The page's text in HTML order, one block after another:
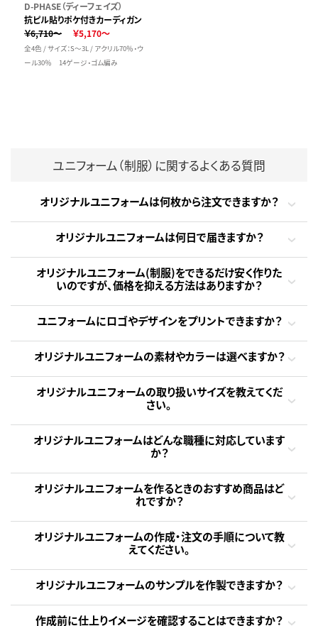
D-PHASE（ディーフェイズ）
抗ピル貼りポケ付きカーディガン
￥6,710～
￥5,170～
全4色 / サイズ：S～3L / アクリル70％・ウ
ール30％ 14ゲージ・ゴム編み
ユニフォーム（制服）に関するよくある質問
オリジナルユニフォームは何枚から注文できますか？
オリジナルユニフォームは何日で届きますか？
オリジナルユニフォーム(制服)をできるだけ安く作りた
いのですが、価格を抑える方法はありますか？
ユニフォームにロゴやデザインをプリントできますか？
オリジナルユニフォームの素材やカラーは選べますか？
オリジナルユニフォームの取り扱いサイズを教えてくだ
さい。
オリジナルユニフォームはどんな職種に対応しています
か？
オリジナルユニフォームを作るときのおすすめ商品はど
れですか？
オリジナルユニフォームの作成・注文の手順について教
えてください。
オリジナルユニフォームのサンプルを作製できますか？
作成前に仕上りイメージを確認することはできますか？